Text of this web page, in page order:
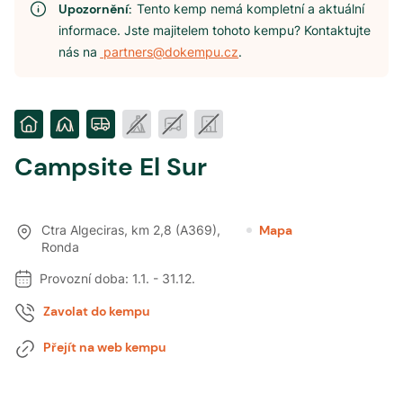
Upozornění:Tento kemp nemá kompletní a aktuální
informace. Jste majitelem tohoto kempu? Kontaktujte
nás na partners@dokempu.cz.
Campsite El Sur
Ctra Algeciras, km 2,8 (A369),
Ronda
Mapa
Provozní doba: 1.1. - 31.12.
Zavolat do kempu
Přejít na web kempu